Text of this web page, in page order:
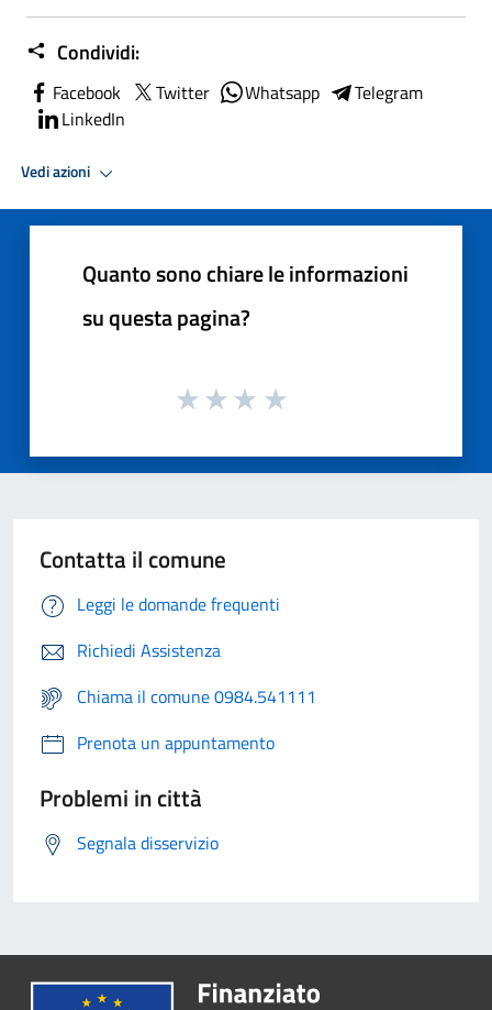
Condividi:
Facebook Twitter Whatsapp
Telegram
LinkedIn
Vedi azioni
Quanto sono chiare le informazioni
su questa pagina?
Contatta il comune
Leggi le domande frequenti
Richiedi Assistenza
Chiama il comune 0984.541111
Prenota un appuntamento
Problemi in città
Segnala disservizio